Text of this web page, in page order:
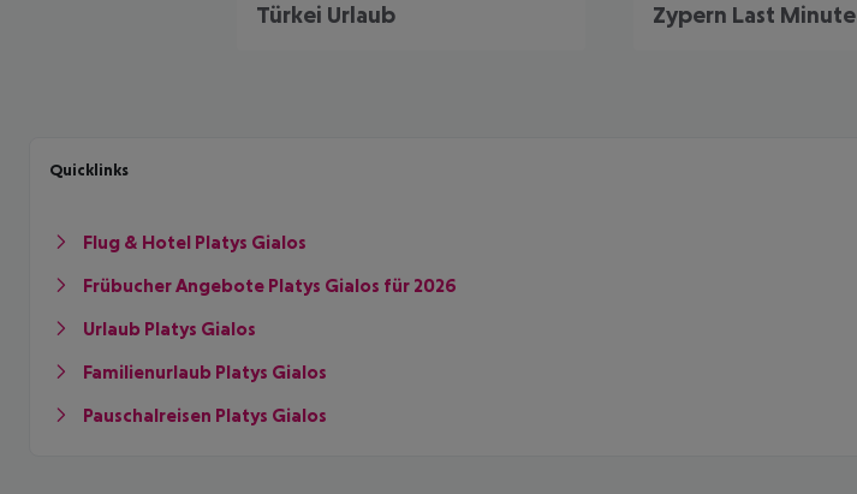
Türkei Urlaub Zypern Last Minute
Quicklinks
Flug & Hotel Platys Gialos
Frübucher Angebote Platys Gialos für 2026
Urlaub Platys Gialos
Familienurlaub Platys Gialos
Pauschalreisen Platys Gialos